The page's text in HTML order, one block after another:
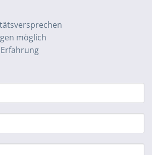
möglich